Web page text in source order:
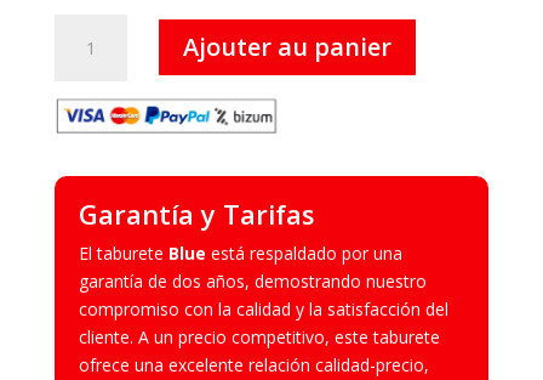
Taburete
Ajouter au panier
Garantía y Tarifas
El taburete Blue está respaldado por una
garantía de dos años, demostrando nuestro
compromiso con la calidad y la satisfacción del
cliente. A un precio competitivo, este taburete
ofrece una excelente relación calidad-precio,